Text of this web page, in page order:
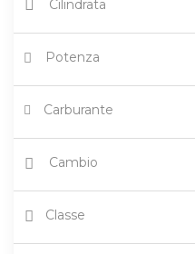
Cilindrata
Potenza
Carburante
Cambio
Classe